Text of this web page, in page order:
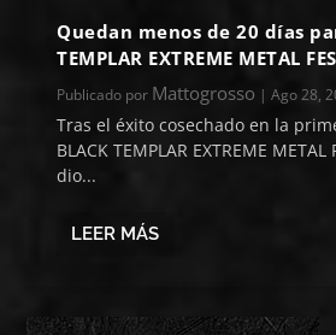
Quedan menos de 20 días
TEMPLAR EXTREME METAL
Publicado por Mattogrosso |Ago 28,
Tras el éxito cosechado en la
BLACK TEMPLAR EXTREME
dio...
LEER MÁS